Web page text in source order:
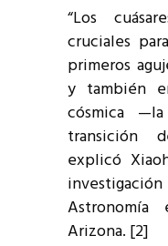
“Los
cruciales
primeros
y también
cósmica
transición
explicó
Arizona. [2]